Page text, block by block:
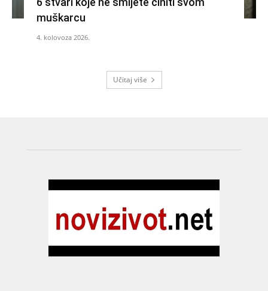
muškarcu
4. kolovoza 2026.
Učitaj više